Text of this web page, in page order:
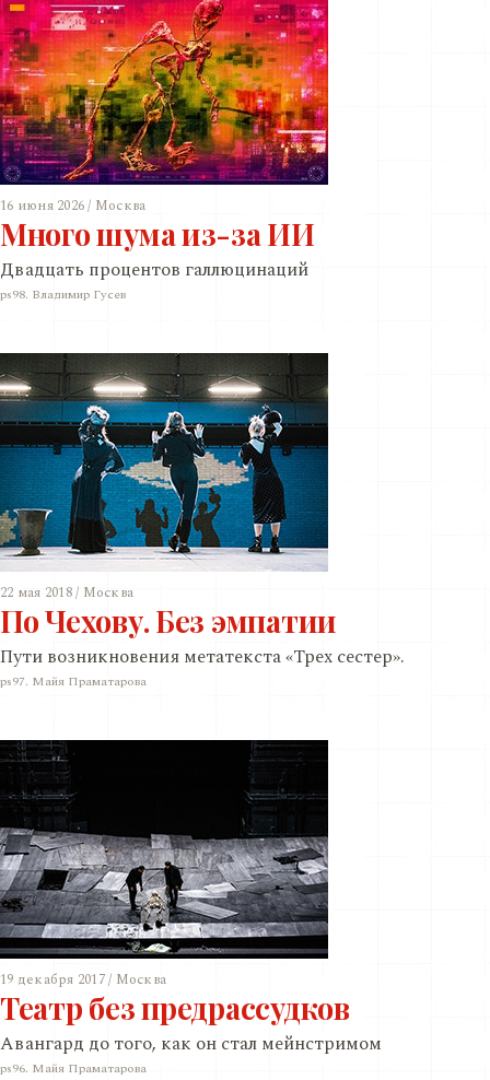
16 июня 2026 / Москва
Много шума из-за ИИ
Двадцать процентов галлюцинаций
ps98. Владимир Гусев
22 мая 2018 / Москва
По Чехову. Без эмпатии
Пути возникновения метатекста «Трех сестер».
ps97. Майя Праматарова
19 декабря 2017 / Москва
Театр без предрассудков
Авангард до того, как он стал мейнстримом
ps96. Майя Праматарова